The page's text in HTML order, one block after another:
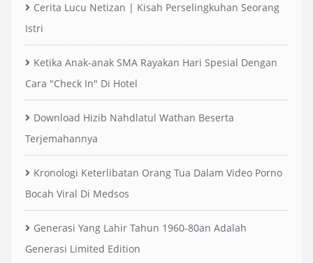
Cerita Lucu Netizan | Kisah Perselingkuhan Seorang
Istri
Ketika Anak-anak SMA Rayakan Hari Spesial Dengan
Cara "Check In" Di Hotel
Download Hizib Nahdlatul Wathan Beserta
Terjemahannya
Kronologi Keterlibatan Orang Tua Dalam Video Porno
Bocah Viral Di Medsos
Generasi Yang Lahir Tahun 1960-80an Adalah
Generasi Limited Edition